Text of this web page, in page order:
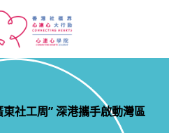
社工周” 深港攜手啟動灣區